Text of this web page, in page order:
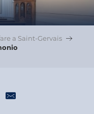
a Saint-Gervais